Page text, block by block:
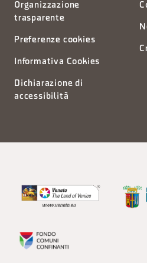
Organizzazione
trasparente
Preferenze cookies
Informativa Cookies
Dichiarazione di
accessibilità